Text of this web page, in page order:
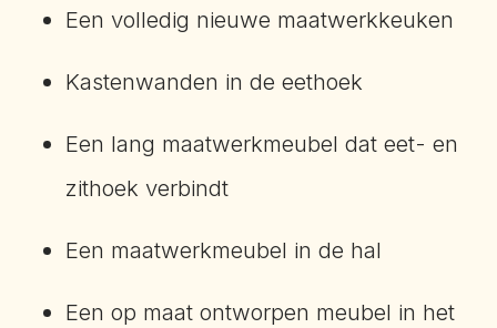
Een volledig nieuwe maatwerkkeuken
Kastenwanden in de eethoek
Een lang maatwerkmeubel dat eet- en
zithoek verbindt
Een maatwerkmeubel in de hal
Een op maat ontworpen meubel in het